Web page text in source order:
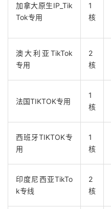
加拿大原生IP_Tik
Tok专用
1
核
澳大利亚TikTok
专用
2
核
法国TIKTOK专用
1
核
西班牙TIKTOK专
用
1
核
印度尼西亚TikTo
k专线
2
核